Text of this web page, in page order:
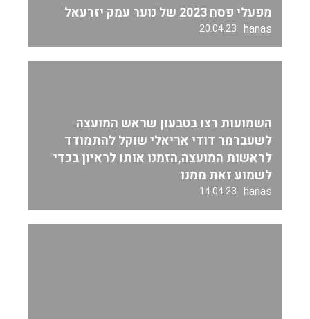
מפעלי פסח 2023 של נוער עמק יזרעאל
hanas
20.04.23
השמועות רצו בטבעון שראש המועצה
לשעברמר דודי אריאלי שוקל להתמודד
לראשות המועצה,הזמנו אותו לראיון בכדי
לשמוע זאת ממנו
hanas
14.04.23